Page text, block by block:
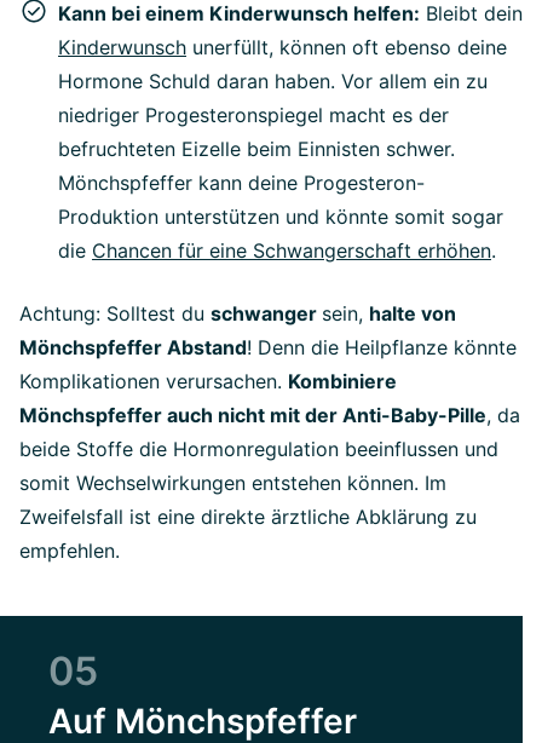
Kann bei einem Kinderwunsch helfen: Bleibt dein
Kinderwunsch unerfüllt, können oft ebenso deine
Hormone Schuld daran haben. Vor allem ein zu
niedriger Progesteronspiegel macht es der
befruchteten Eizelle beim Einnisten schwer.
Mönchspfeffer kann deine Progesteron-
Produktion unterstützen und könnte somit sogar
die Chancen für eine Schwangerschaft erhöhen.
Achtung: Solltest du schwanger sein, halte von
Mönchspfeffer Abstand! Denn die Heilpflanze könnte
Komplikationen verursachen. Kombiniere
Mönchspfeffer auch nicht mit der Anti-Baby-Pille, da
beide Stoffe die Hormonregulation beeinflussen und
somit Wechselwirkungen entstehen können. Im
Zweifelsfall ist eine direkte ärztliche Abklärung zu
empfehlen.
05
Auf Mönchspfeffer